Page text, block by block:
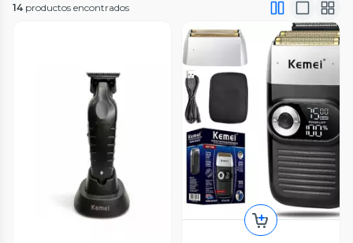
14 productos encontrados